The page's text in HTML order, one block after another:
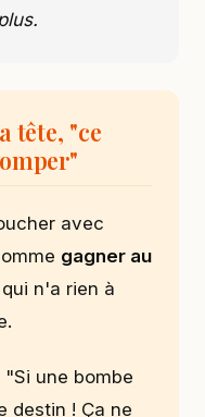
tête, "ce
avec
gagner au
n'a rien à
une bombe
destin ! Ça ne